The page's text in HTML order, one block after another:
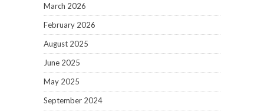
March 2026
February 2026
August 2025
June 2025
May 2025
September 2024